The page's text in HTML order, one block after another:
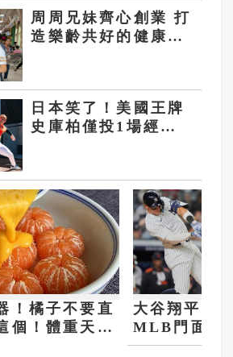
周周兄妹齊心創業 打
造樂齡共好的健康基
日本笑了！美國王牌
史庫柏僅投1場經典
！橘子不要直
個！體重天天
大谷翔平
MLB門面